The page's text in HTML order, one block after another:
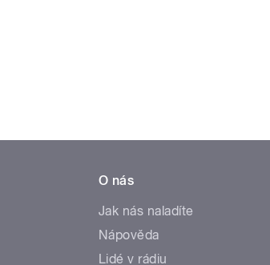
O nás
Jak nás naladíte
Nápověda
Lidé v rádiu